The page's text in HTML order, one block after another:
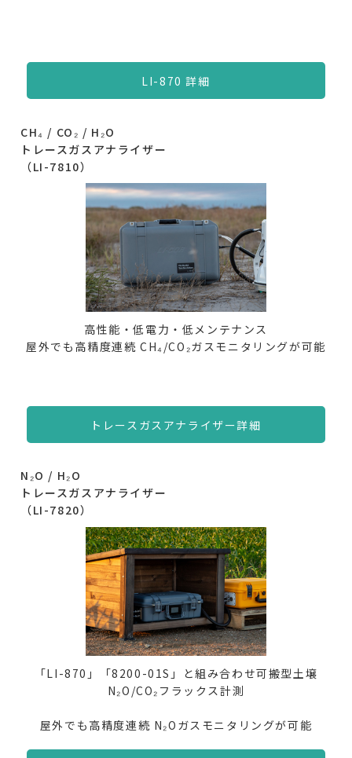
LI-870 詳細
CH₄ / CO₂ / H₂O
トレースガスアナライザー
（LI-7810）
高性能・低電力・低メンテナンス
屋外でも高精度連続 CH₄/CO₂ガスモニタリングが可能
トレースガスアナライザー詳細
N₂O / H₂O
トレースガスアナライザー
（LI-7820）
「LI-870」「8200-01S」と組み合わせ可搬型土壌
N₂O/CO₂フラックス計測
屋外でも高精度連続 N₂Oガスモニタリングが可能